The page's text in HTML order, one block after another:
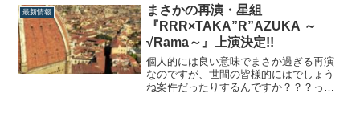
塚のアンバサダーファイブを登場させる
だなんて、なーんて合理的な広告戦略な
んでし...
最新情報
まさかの再演・星組
『RRR×TAKA”R”AZUKA ～
√Rama～』上演決定!!
個人的には良い意味でまさか過ぎる再演
なのですが、世間の皆様的にはでしょう
ね案件だったりするんですか？？？って